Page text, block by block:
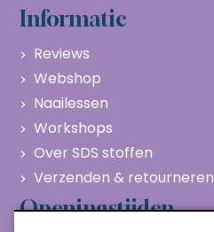
Informatie
Reviews
Webshop
Naailessen
Workshops
Over SDS stoffen
Verzenden & retourneren
Openingstijden